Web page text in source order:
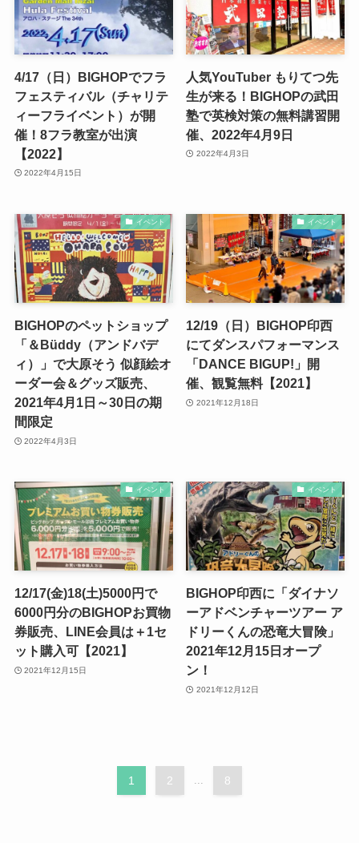
4/17（日）BIGHOPでフラ
フェスティバル（チャリテ
ィーフライベント）が開
催！8フラ教室が出演
【2022】
2022年4月15日
人気YouTuber もりてつ先
生が来る！BIGHOPの武田
塾で英検対策の無料講習開
催、2022年4月9日
2022年4月3日
イベント
BIGHOPのペットショップ
「＆Büddy（アンドバデ
ィ）」で大原そう 似顔絵オ
ーダー会＆グッズ販売、
2021年4月1日～30日の期
間限定
2022年4月3日
イベント
12/19（日）BIGHOP印西
にてダンスパフォーマンス
「DANCE BIGUP!」開
催、観覧無料【2021】
2021年12月18日
イベント
12/17(金)18(土)5000円で
6000円分のBIGHOPお買物
券販売、LINE会員は＋1セ
ット購入可【2021】
2021年12月15日
イベント
BIGHOP印西に「ダイナソ
ーアドベンチャーツアー ア
ドリーくんの恐竜大冒険」
2021年12月15日オープ
ン！
2021年12月12日
1 2 ... 8